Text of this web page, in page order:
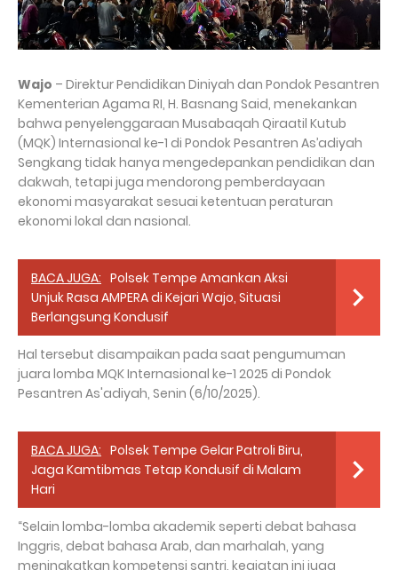
Wajo – Direktur Pendidikan Diniyah dan Pondok Pesantren
Kementerian Agama RI, H. Basnang Said, menekankan
bahwa penyelenggaraan Musabaqah Qiraatil Kutub
(MQK) Internasional ke-1 di Pondok Pesantren As’adiyah
Sengkang tidak hanya mengedepankan pendidikan dan
dakwah, tetapi juga mendorong pemberdayaan
ekonomi masyarakat sesuai ketentuan peraturan
ekonomi lokal dan nasional.
BACA JUGA: Polsek Tempe Amankan Aksi
Unjuk Rasa AMPERA di Kejari Wajo, Situasi
Berlangsung Kondusif
Hal tersebut disampaikan pada saat pengumuman
juara lomba MQK Internasional ke-1 2025 di Pondok
Pesantren As'adiyah, Senin (6/10/2025).
BACA JUGA: Polsek Tempe Gelar Patroli Biru,
Jaga Kamtibmas Tetap Kondusif di Malam
Hari
“Selain lomba-lomba akademik seperti debat bahasa
Inggris, debat bahasa Arab, dan marhalah, yang
meningkatkan kompetensi santri, kegiatan ini juga